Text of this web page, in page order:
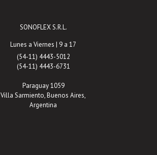
SONOFLEX S.R.L.
Lunes a Viernes | 9 a 17
(54-11) 4443-5012
(54-11) 4443-6731
Paraguay 1059
Villa Sarmiento, Buenos Aires,
Argentina